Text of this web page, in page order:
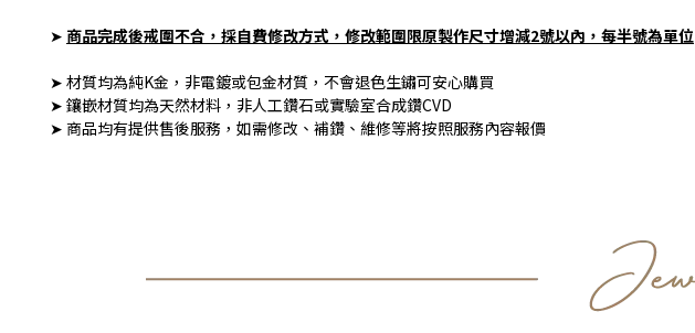
➤ 商品完成後戒圍不合，採自費修改方式 ，修改範圍限原製作尺寸增減2號以內，每半號為單位
➤ 材質均為純K金，非電鍍或包金材質，不會退色生鏽可安心購買
➤ 鑲嵌材質均為天然材料，非人工鑽石或實驗室合成鑽CVD
➤ 商品均有提供售後服務，如需修改、補鑽、維修等將按照服務內容報價